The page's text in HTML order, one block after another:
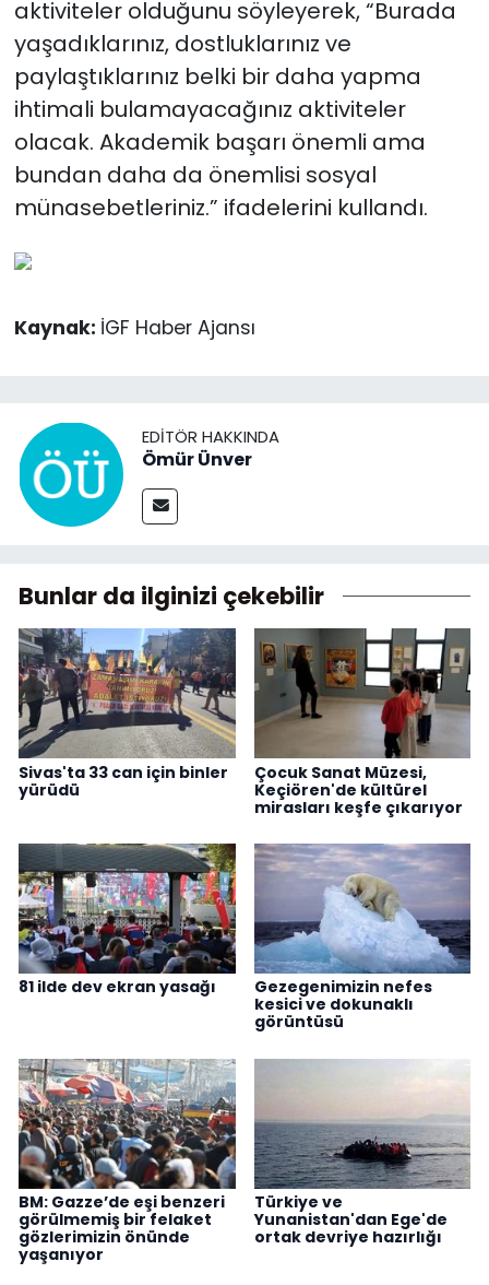
aktiviteler olduğunu söyleyerek, “Burada
yaşadıklarınız, dostluklarınız ve
paylaştıklarınız belki bir daha yapma
ihtimali bulamayacağınız aktiviteler
olacak. Akademik başarı önemli ama
bundan daha da önemlisi sosyal
münasebetleriniz.” ifadelerini kullandı.
Kaynak: İGF Haber Ajansı
EDITÖR HAKKINDA
Ömür Ünver
Bunlar da ilginizi çekebilir
Sivas'ta 33 can için binler
yürüdü
Çocuk Sanat Müzesi,
Keçiören'de kültürel
mirasları keşfe çıkarıyor
81 ilde dev ekran yasağı
Gezegenimizin nefes
kesici ve dokunaklı
görüntüsü
BM: Gazze’de eşi benzeri
görülmemiş bir felaket
gözlerimizin önünde
yaşanıyor
Türkiye ve
Yunanistan'dan Ege'de
ortak devriye hazırlığı